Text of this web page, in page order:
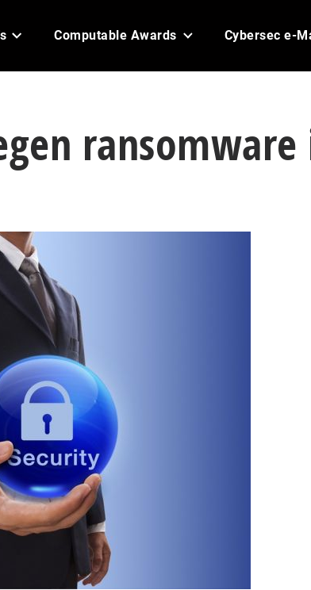
Computable Awards Cybersec e-
ransomware